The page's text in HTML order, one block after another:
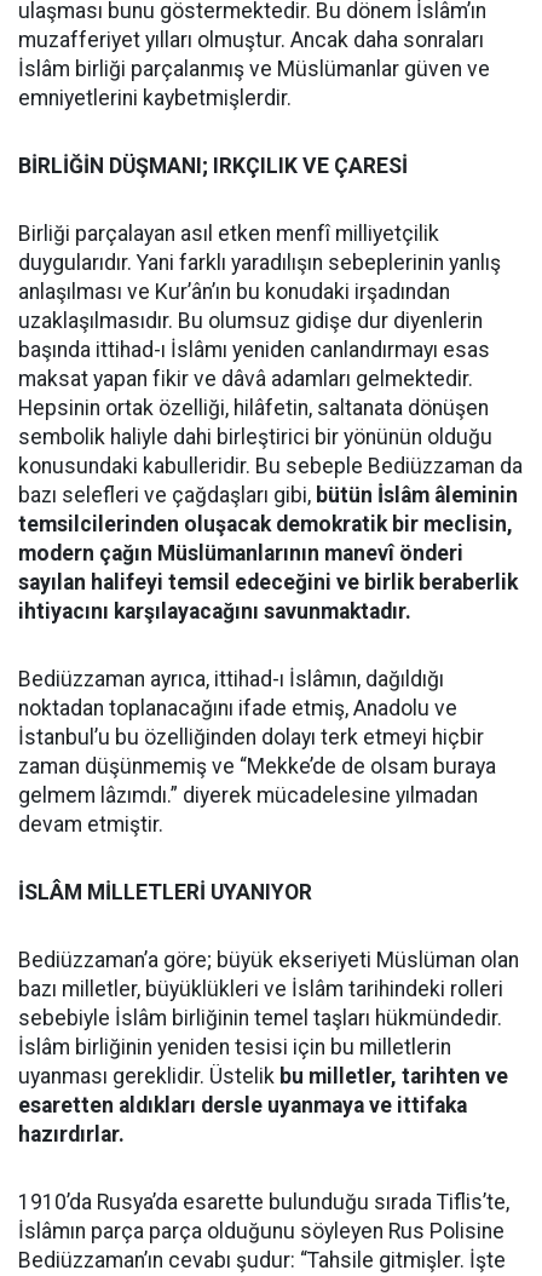
ulaşması bunu göstermektedir. Bu dönem İslâm’ın
muzafferiyet yılları olmuştur. Ancak daha sonraları
İslâm birliği parçalanmış ve Müslümanlar güven ve
emniyetlerini kaybetmişlerdir.
BİRLİĞİN DÜŞMANI; IRKÇILIK VE ÇARESİ
Birliği parçalayan asıl etken menfî milliyetçilik
duygularıdır. Yani farklı yaradılışın sebeplerinin yanlış
anlaşılması ve Kur’ân’ın bu konudaki irşadından
uzaklaşılmasıdır. Bu olumsuz gidişe dur diyenlerin
başında ittihad-ı İslâmı yeniden canlandırmayı esas
maksat yapan fikir ve dâvâ adamları gelmektedir.
Hepsinin ortak özelliği, hilâfetin, saltanata dönüşen
sembolik haliyle dahi birleştirici bir yönünün olduğu
konusundaki kabulleridir. Bu sebeple Bediüzzaman da
bazı selefleri ve çağdaşları gibi, bütün İslâm âleminin
temsilcilerinden oluşacak demokratik bir meclisin,
modern çağın Müslümanlarının manevî önderi
sayılan halifeyi temsil edeceğini ve birlik beraberlik
ihtiyacını karşılayacağını savunmaktadır.
Bediüzzaman ayrıca, ittihad-ı İslâmın, dağıldığı
noktadan toplanacağını ifade etmiş, Anadolu ve
İstanbul’u bu özelliğinden dolayı terk etmeyi hiçbir
zaman düşünmemiş ve “Mekke’de de olsam buraya
gelmem lâzımdı.” diyerek mücadelesine yılmadan
devam etmiştir.
İSLÂM MİLLETLERİ UYANIYOR
Bediüzzaman’a göre; büyük ekseriyeti Müslüman olan
bazı milletler, büyüklükleri ve İslâm tarihindeki rolleri
sebebiyle İslâm birliğinin temel taşları hükmündedir.
İslâm birliğinin yeniden tesisi için bu milletlerin
uyanması gereklidir. Üstelik bu milletler, tarihten ve
esaretten aldıkları dersle uyanmaya ve ittifaka
hazırdırlar.
1910’da Rusya’da esarette bulunduğu sırada Tiflis’te,
İslâmın parça parça olduğunu söyleyen Rus Polisine
Bediüzzaman’ın cevabı şudur: “Tahsile gitmişler. İşte